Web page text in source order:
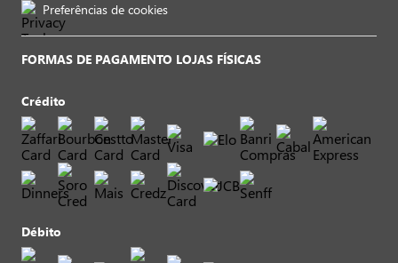
Preferências de cookies
FORMAS DE PAGAMENTO LOJAS FÍSICAS
Crédito
Débito